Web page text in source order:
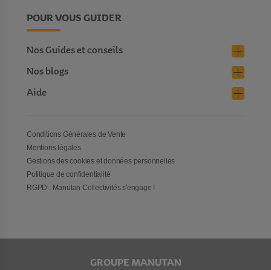
POUR VOUS GUIDER
Nos Guides et conseils
Nos blogs
Aide
Conditions Générales de Vente
Mentions légales
Gestions des cookies et données personnelles
Politique de confidentialité
RGPD : Manutan Collectivités s'engage !
GROUPE MANUTAN